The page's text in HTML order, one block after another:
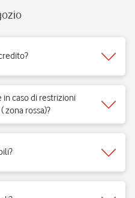
caso di restrizioni
zona rossa)?